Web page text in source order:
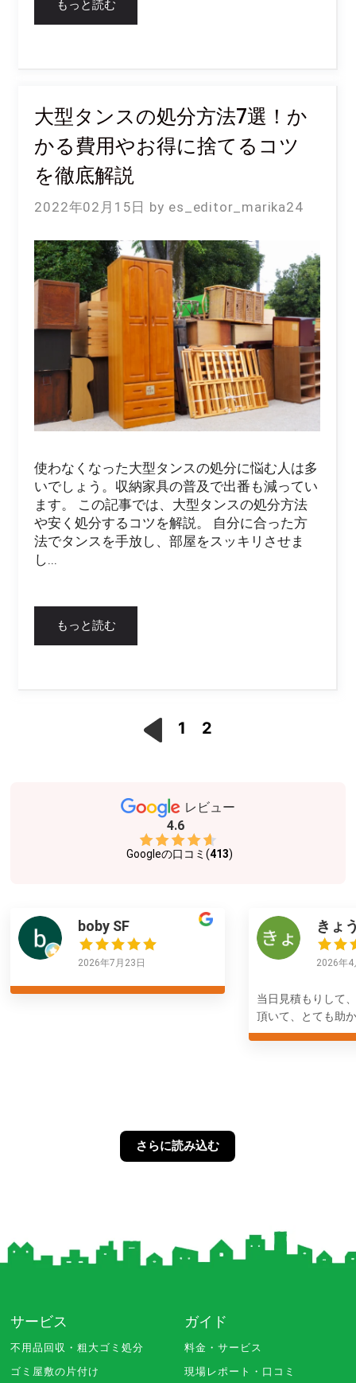
もっと読む
大型タンスの処分方法7選！か
かる費用やお得に捨てるコツ
を徹底解説
2022年02月15日 es_editor_marika24
使わなくなった大型タンスの処分に悩む人は多
いでしょう。収納家具の普及で出番も減ってい
ます。 この記事では、大型タンスの処分方法
や安く処分するコツを解説。 自分に合った方
法でタンスを手放し、部屋をスッキリさせま
し...
もっと読む
1 2
レビュー
4.6
Googleの口コミ(413)
boby SF
2026年7月23日
きょ
2026年4
当日見積もりして
頂いて、とても助
さらに読み込む
サービス
不用品回収・粗大ゴミ処分
ゴミ屋敷の片付け
ガイド
料金・サービス
現場レポート・口コミ